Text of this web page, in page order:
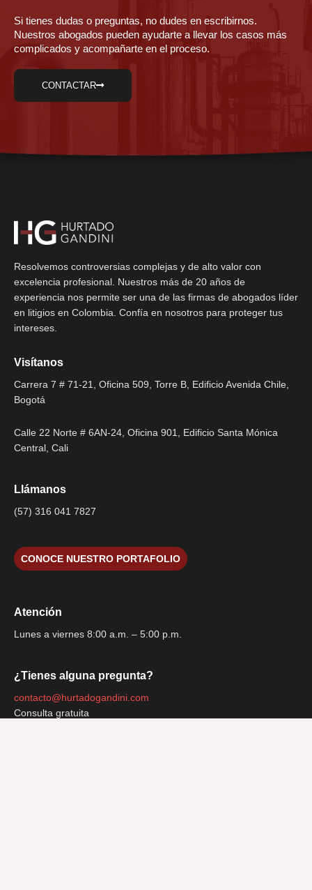
Si tienes dudas o preguntas, no dudes en escribirnos.
Nuestros abogados pueden ayudarte a llevar los casos más
complicados y acompañarte en el proceso.
CONTACTAR
Resolvemos controversias complejas y de alto valor con
excelencia profesional. Nuestros más de 20 años de
experiencia nos permite ser una de las firmas de abogados líder
en litigios en Colombia. Confía en nosotros para proteger tus
intereses.
Visítanos
Carrera 7 # 71-21, Oficina 509, Torre B, Edificio Avenida Chile,
Bogotá
Calle 22 Norte # 6AN-24, Oficina 901, Edificio Santa Mónica
Central, Cali
Llámanos
(57) 316 041 7827
CONOCE NUESTRO PORTAFOLIO
Atención
Lunes a viernes 8:00 a.m. – 5:00 p.m.
¿Tienes alguna pregunta?
contacto@hurtadogandini.com
Consulta gratuita